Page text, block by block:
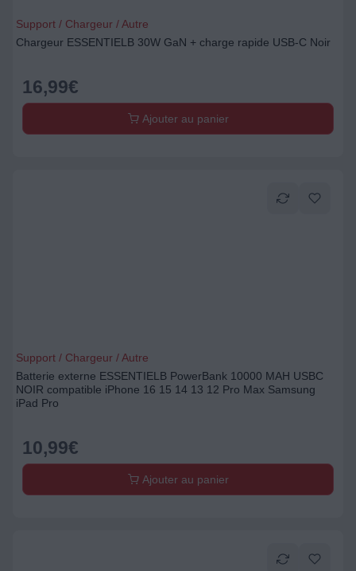
Support / Chargeur / Autre
Chargeur ESSENTIELB 30W GaN + charge rapide USB-C Noir
16,99€
Ajouter au panier
Support / Chargeur / Autre
Batterie externe ESSENTIELB PowerBank 10000 MAH USBC
NOIR compatible iPhone 16 15 14 13 12 Pro Max Samsung
iPad Pro
10,99€
Ajouter au panier